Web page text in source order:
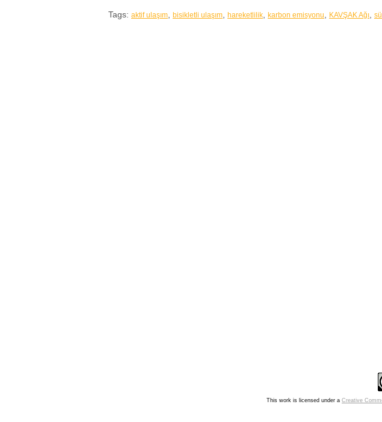
Tags: aktif ulaşım bisikletli ulaşım hareketlilik karbon emisyonu KAVŞAK Ağı
This work is licensed under a Creative